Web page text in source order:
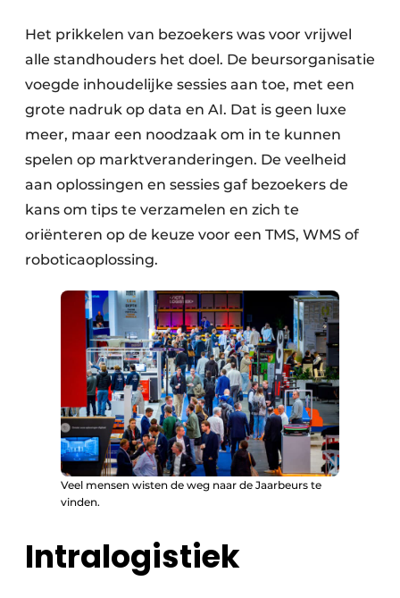
Het prikkelen van bezoekers was voor vrijwel
alle standhouders het doel. De beurs­organisatie
voegde inhoudelijke sessies aan toe, met een
grote nadruk op data en AI. Dat is geen luxe
meer, maar een noodzaak om in te kunnen
spelen op marktveranderingen. De veelheid
aan oplossingen en sessies gaf bezoekers de
kans om tips te verzamelen en zich te
oriënteren op de keuze voor een TMS, WMS of
roboticaoplossing.
Veel mensen wisten de weg naar de Jaarbeurs te
vinden.
Intralogistiek